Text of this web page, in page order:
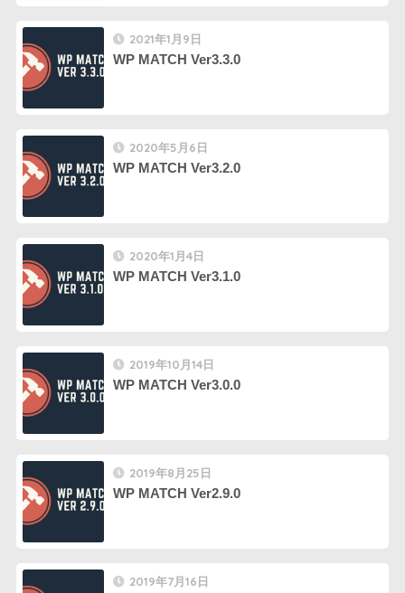
2021年1月9日
WP MATCH Ver3.3.0
2020年5月6日
WP MATCH Ver3.2.0
2020年1月4日
WP MATCH Ver3.1.0
2019年10月14日
WP MATCH Ver3.0.0
2019年8月25日
WP MATCH Ver2.9.0
2019年7月16日